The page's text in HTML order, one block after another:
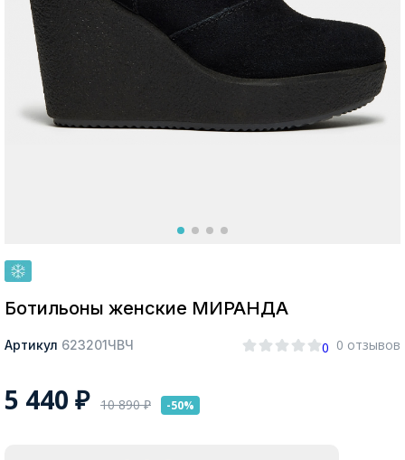
Москва
Покупателям
Ботильоны женские МИРАНДА
Артикул 623201ЧВЧ 0 0 отзывов
5 440 ₽ 10 890₽ -50%